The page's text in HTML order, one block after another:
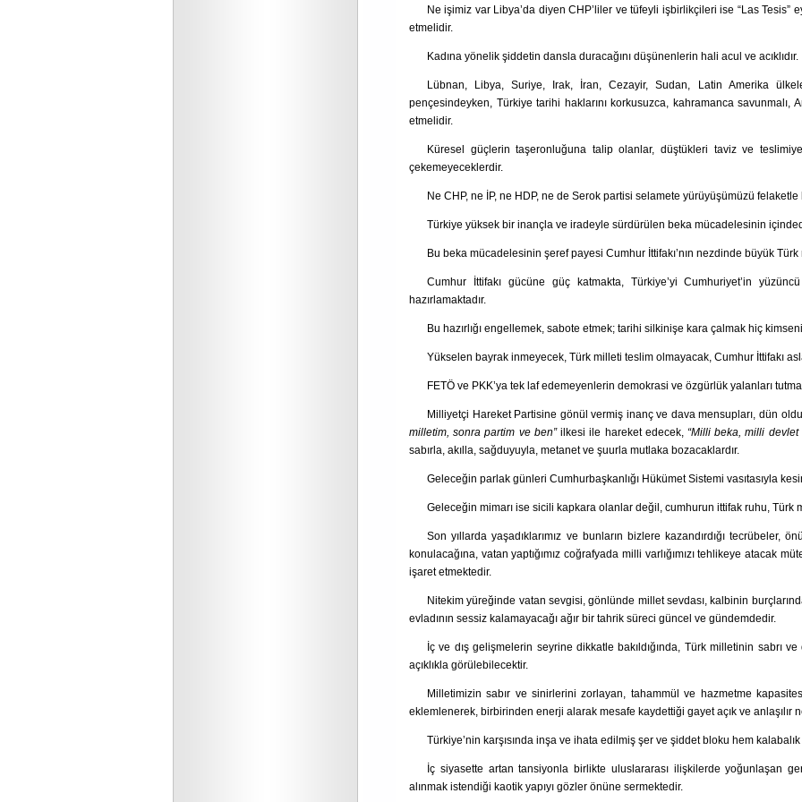
Ne işimiz var Libya’da diyen CHP’liler ve tüfeyli işbirlikçileri ise “Las Tesis”
etmelidir.
Kadına yönelik şiddetin dansla duracağını düşünenlerin hali acul ve acıklıdır.
Lübnan, Libya, Suriye, Irak, İran, Cezayir, Sudan, Latin Amerika
pençesindeyken, Türkiye tarihi haklarını korkusuzca, kahramanca savunmalı,
etmelidir.
Küresel güçlerin taşeronluğuna talip olanlar, düştükleri taviz ve
çekemeyeceklerdir.
Ne CHP, ne İP, ne HDP, ne de Serok partisi selamete yürüyüşümüzü
Türkiye yüksek bir inançla ve iradeyle sürdürülen beka mücadelesinin
Bu beka mücadelesinin şeref payesi Cumhur İttifakı’nın nezdinde büyük
Cumhur İttifakı gücüne güç katmakta, Türkiye’yi Cumhuriyet’in
hazırlamaktadır.
Bu hazırlığı engellemek, sabote etmek; tarihi silkinişe kara çalmak hiç
Yükselen bayrak inmeyecek, Türk milleti teslim olmayacak, Cumhur İttifakı
FETÖ ve PKK’ya tek laf edemeyenlerin demokrasi ve özgürlük yalanları
Milliyetçi Hareket Partisine gönül vermiş inanç ve dava mensupları, dün
milletim, sonra partim ve ben” ilkesi ile hareket edecek, “Milli beka, milli devlet
sabırla, akılla, sağduyuyla, metanet ve şuurla mutlaka bozacaklardır.
Geleceğin parlak günleri Cumhurbaşkanlığı Hükümet Sistemi vasıtasıyla
Geleceğin mimarı ise sicili kapkara olanlar değil, cumhurun ittifak ruhu, Türk
Son yıllarda yaşadıklarımız ve bunların bizlere kazandırdığı tecrübeler,
konulacağına, vatan yaptığımız coğrafyada milli varlığımızı tehlikeye atacak
işaret etmektedir.
Nitekim yüreğinde vatan sevgisi, gönlünde millet sevdası, kalbinin
evladının sessiz kalamayacağı ağır bir tahrik süreci güncel ve gündemdedir.
İç ve dış gelişmelerin seyrine dikkatle bakıldığında, Türk milletinin sabrı
açıklıkla görülebilecektir.
Milletimizin sabır ve sinirlerini zorlayan, tahammül ve hazmetme
eklemlenerek, birbirinden enerji alarak mesafe kaydettiği gayet açık ve anlaşılır
Türkiye’nin karşısında inşa ve ihata edilmiş şer ve şiddet bloku hem
İç siyasette artan tansiyonla birlikte uluslararası ilişkilerde yoğunlaşan
alınmak istendiği kaotik yapıyı gözler önüne sermektedir.